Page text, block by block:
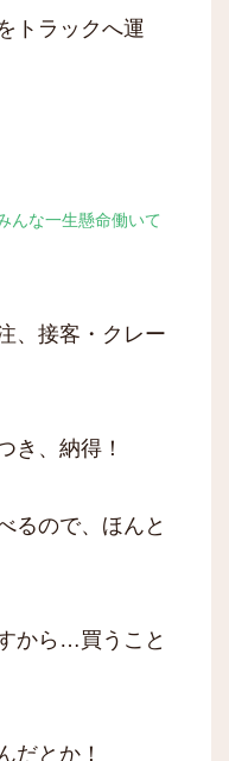
トラックへ運
んな一生懸命働いて
、接客・クレー
き、納得！
るので、ほんと
から…買うこと
だとか！